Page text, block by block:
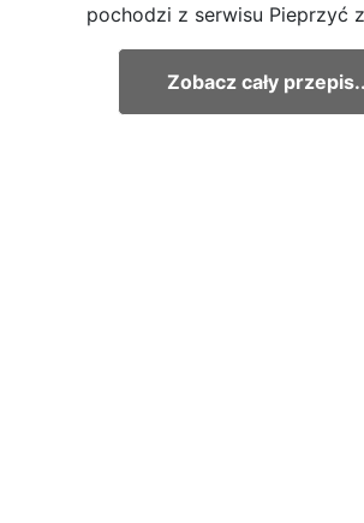
pochodzi z serwisu Pieprzyć
Zobacz cały